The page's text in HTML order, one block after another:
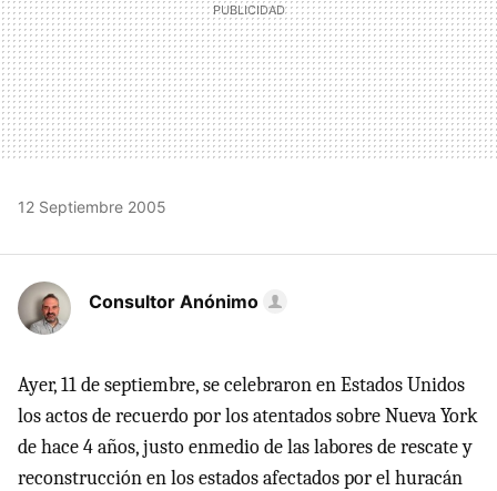
12 Septiembre 2005
Consultor Anónimo
Ayer, 11 de septiembre, se celebraron en Estados Unidos
los actos de recuerdo por los atentados sobre Nueva York
de hace 4 años, justo enmedio de las labores de rescate y
reconstrucción en los estados afectados por el huracán